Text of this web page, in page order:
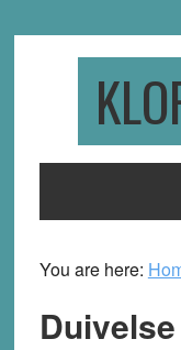
You are here: